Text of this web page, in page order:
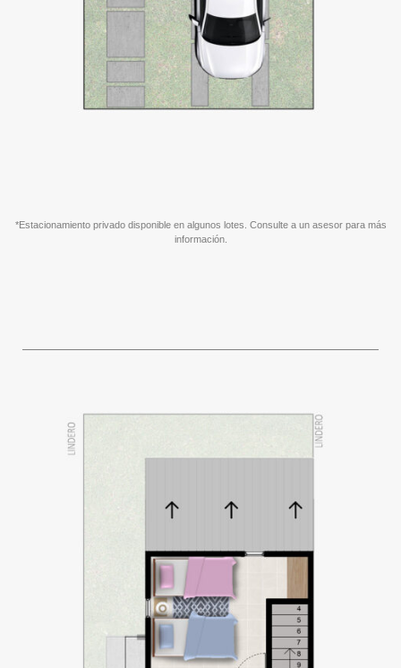
*Estacionamiento privado disponible en algunos lotes. Consulte a un asesor para más
información.